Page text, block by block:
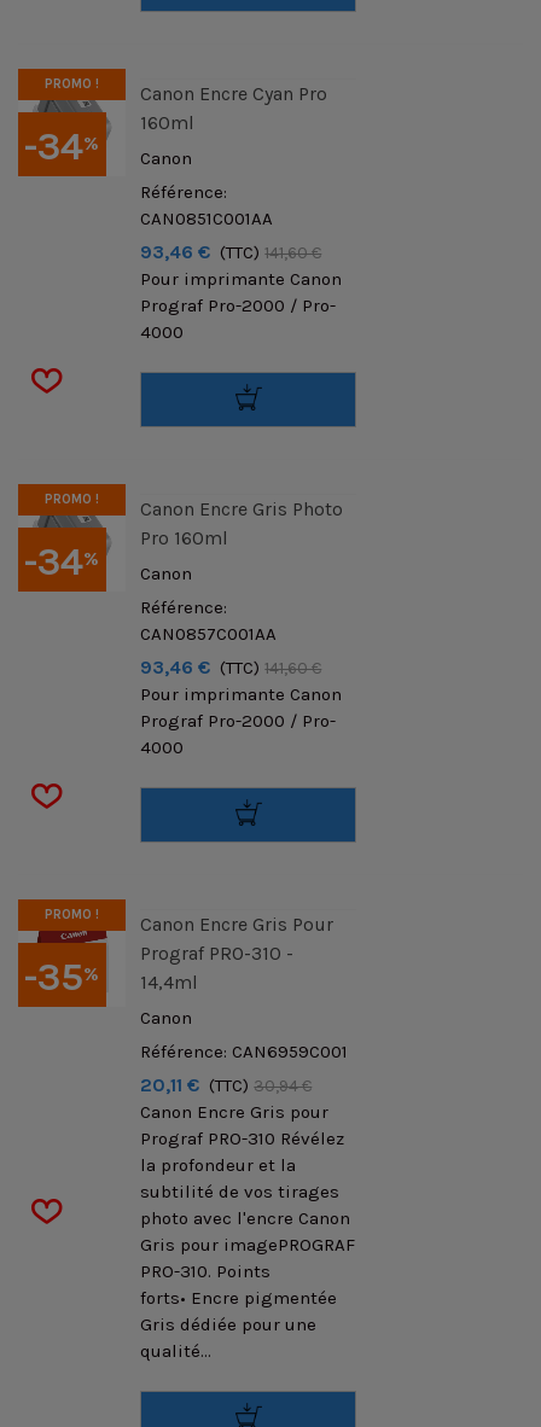
-34%
PROMO !
Canon Encre Cyan Pro
160ml
Canon
Référence:
CAN0851C001AA
93,46 € (TTC) 141,60 €
Pour imprimante Canon
Prograf Pro-2000 / Pro-
4000
-34%
PROMO !
Canon Encre Gris Photo
Pro 160ml
Canon
Référence:
CAN0857C001AA
93,46 € (TTC) 141,60 €
Pour imprimante Canon
Prograf Pro-2000 / Pro-
4000
-35%
PROMO !
Canon Encre Gris Pour
Prograf PRO-310 -
14,4ml
Canon
Référence: CAN6959C001
20,11 € (TTC) 30,94 €
Canon Encre Gris pour
Prograf PRO-310 Révélez
la profondeur et la
subtilité de vos tirages
photo avec l'encre Canon
Gris pour imagePROGRAF
PRO-310. Points
forts• Encre pigmentée
Gris dédiée pour une
qualité...